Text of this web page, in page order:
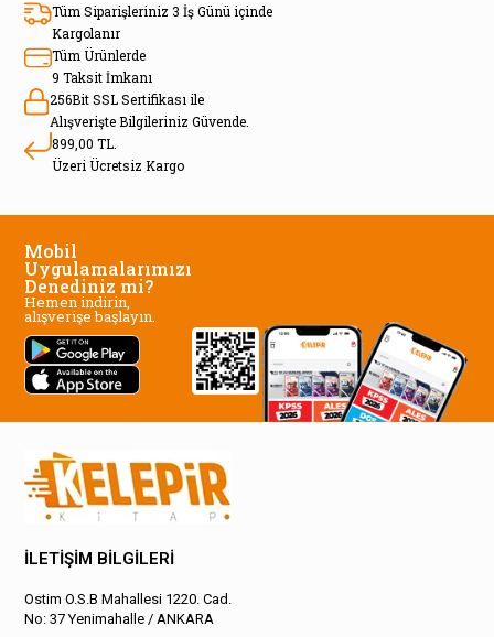
Tüm Siparişleriniz 3 İş Günü içinde
Kargolanır
Tüm Ürünlerde
9 Taksit İmkanı
256Bit SSL Sertifikası ile
Alışverişte Bilgileriniz Güvende.
899,00 TL.
Üzeri Ücretsiz Kargo
Mobil
Uygulamalarımızı
Denediniz mi?
Hemen indirin,
alışverişe başlayın.
İLETİŞİM BİLGİLERİ
Ostim O.S.B Mahallesi 1220. Cad.
No: 37 Yenimahalle / ANKARA